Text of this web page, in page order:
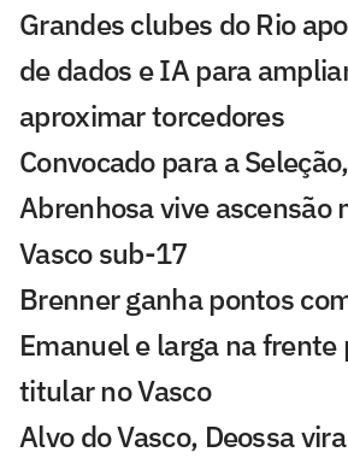
Grandes clubes do Rio
de dados e IA para
aproximar torcedores
Convocado para a
Abrenhosa vive ascensão
Vasco sub-17
Brenner ganha pontos
Emanuel e larga na frente
titular no Vasco
Alvo do Vasco, Deossa